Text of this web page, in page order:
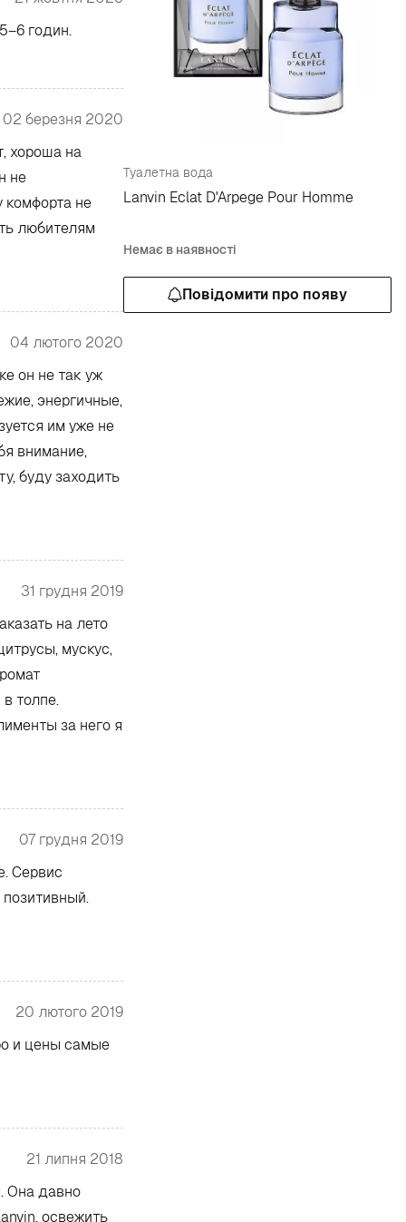
годин.
02 березня 2020
хороша на
не
комфорта не
любителям
04 лютого 2020
он не так уж
энергичные,
им уже не
внимание,
буду заходить
31 грудня 2019
на лето
мускус,
толпе.
за него я
07 грудня 2019
Сервис
20 лютого 2019
и цены самые
21 липня 2018
Она давно
освежить
Туалетна вода
Lanvin Eclat D'Arpege Pour Homme
Немає в наявності
Повідомити про появу